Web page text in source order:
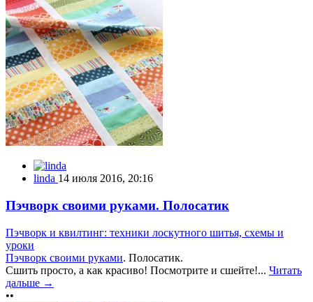
linda 14 июля 2016, 20:16
Пэчворк своими руками. Полосатик
Пэчворк и квилтинг: техники лоскутного шитья, схемы и
уроки
Пэчворк своими руками. Полосатик.
Сшить просто, а как красиво! Посмотрите и сшейте!... Читать
дальше →
••